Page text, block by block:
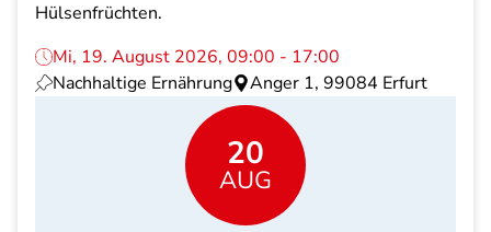
Hülsenfrüchten.
Mi, 19. August 2026, 09:00 - 17:00
Nachhaltige Ernährung
Anger 1, 99084 Erfurt
20
AUG